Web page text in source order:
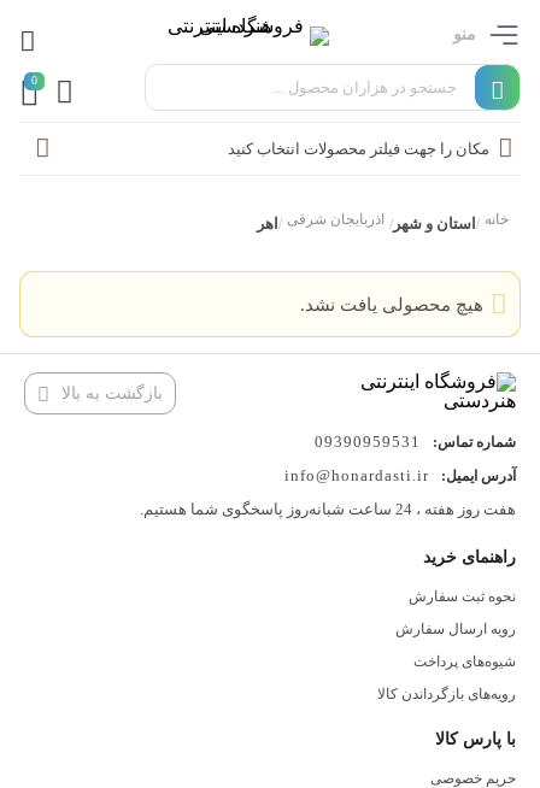
منو
0
مکان را جهت فیلتر محصولات انتخاب کنید
خانه /استان و شهر / آذربایجان شرقی /اهر
هیچ محصولی یافت نشد.
بازگشت به بالا
شماره تماس: 09390959531
آدرس ایمیل:
info@honardasti.ir
هفت روز هفته ، 24 ساعت شبانه‌روز پاسخگوی شما هستیم.
راهنمای خرید
نحوه ثبت سفارش
رویه ارسال سفارش
شیوه‌های پرداخت
رویه‌های بازگرداندن کالا
با پارس کالا
حریم خصوصی